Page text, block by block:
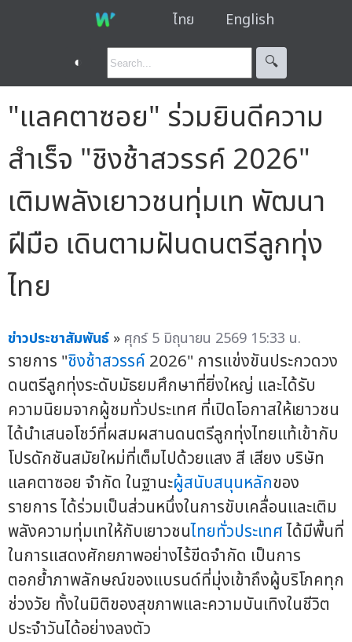
ไทย English
◐ 🔍︎
"แลคตาซอย" ร่วมยินดีความ
สำเร็จ "ชิงช้าสวรรค์ 2026"
เติมพลังเยาวชนทุ่มเท พัฒนา
ฝีมือ เดินตามฝันดนตรีลูกทุ่ง
ไทย
ข่าวประชาสัมพันธ์ » ศุกร์ 5 มิถุนายน 2569 15:33 น.
รายการ "ชิงช้าสวรรค์ 2026" การแข่งขันประกวดวง
ดนตรีลูกทุ่งระดับมัธยมศึกษาที่ยิ่งใหญ่ และได้รับ
ความนิยมจากผู้ชมทั่วประเทศ ที่เปิดโอกาสให้เยาวชน
ได้นำเสนอโชว์ที่ผสมผสานดนตรีลูกทุ่งไทยแท้เข้ากับ
โปรดักชันสมัยใหม่ที่เต็มไปด้วยแสง สี เสียง บริษัท
แลคตาซอย จำกัด ในฐานะผู้สนับสนุนหลักของ
รายการ ได้ร่วมเป็นส่วนหนึ่งในการขับเคลื่อนและเติม
พลังความทุ่มเทให้กับเยาวชนไทยทั่วประเทศได้มีพื้นที่
ในการแสดงศักยภาพอย่างไร้ขีดจำกัด เป็นการ
ตอกย้ำภาพลักษณ์ของแบรนด์ที่มุ่งเข้าถึงผู้บริโภคทุก
ช่วงวัย ทั้งในมิติของสุขภาพและความบันเทิงในชีวิต
ประจำวันได้อย่างลงตัว